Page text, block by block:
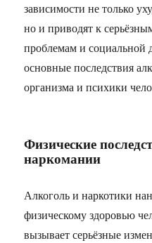
зависимости не только
но и приводят к
проблемам и социальной
основные последствия
организма и психики
Физические
наркомании
Алкоголь и наркотики
физическому здоровью
вызывает серьёзные